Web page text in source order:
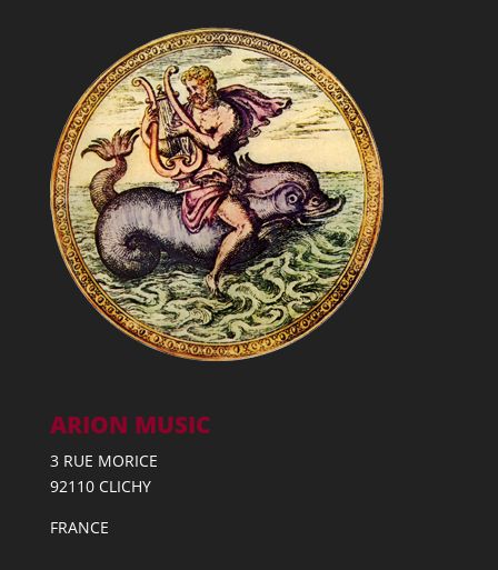
ARION MUSIC
3 RUE MORICE
92110 CLICHY
FRANCE